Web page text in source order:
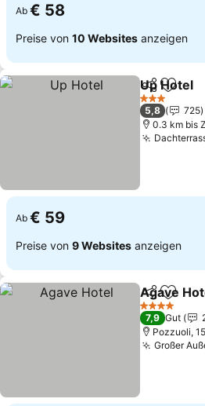
Ab € 58
Preise von 10 Websites anzeigen
TeilenZu
Up Hotel
3 Sterne
5,8
725
0.3 km bis
Ab € 59
Preise von 9 Websites anzeigen
TeilenZu
Agave
4 Sterne
7,9 Gut
Pozzuoli,
Großer